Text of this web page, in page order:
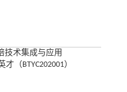
技术集成与应用
才（BTYC202001）